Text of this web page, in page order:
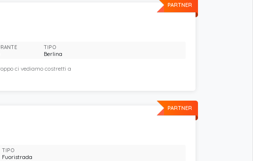
PARTNER
ci vediamo costretti a
TIPO
Berlina
PARTNER
TIPO
Fuoristrada